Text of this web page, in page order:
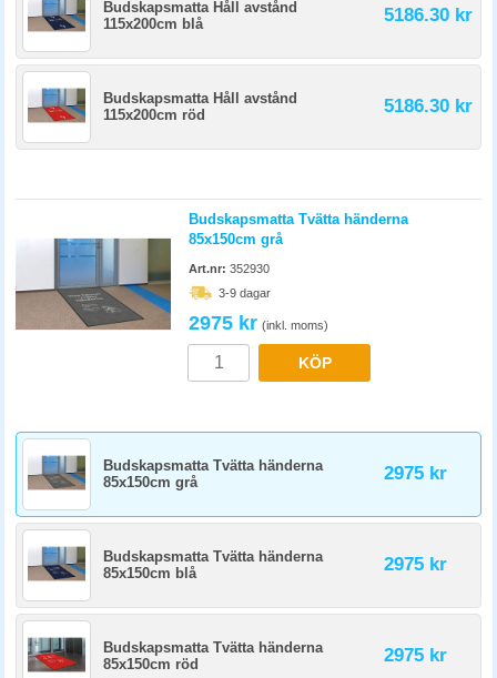
Budskapsmatta Håll avstånd
115x200cm blå
5186.30 kr
Budskapsmatta Håll avstånd
115x200cm röd
5186.30 kr
Budskapsmatta Tvätta händerna
85x150cm grå
Art.nr: 352930
3-9 dagar
2975 kr (inkl. moms)
KÖP
Budskapsmatta Tvätta händerna
85x150cm grå
2975 kr
Budskapsmatta Tvätta händerna
85x150cm blå
2975 kr
Budskapsmatta Tvätta händerna
85x150cm röd
2975 kr